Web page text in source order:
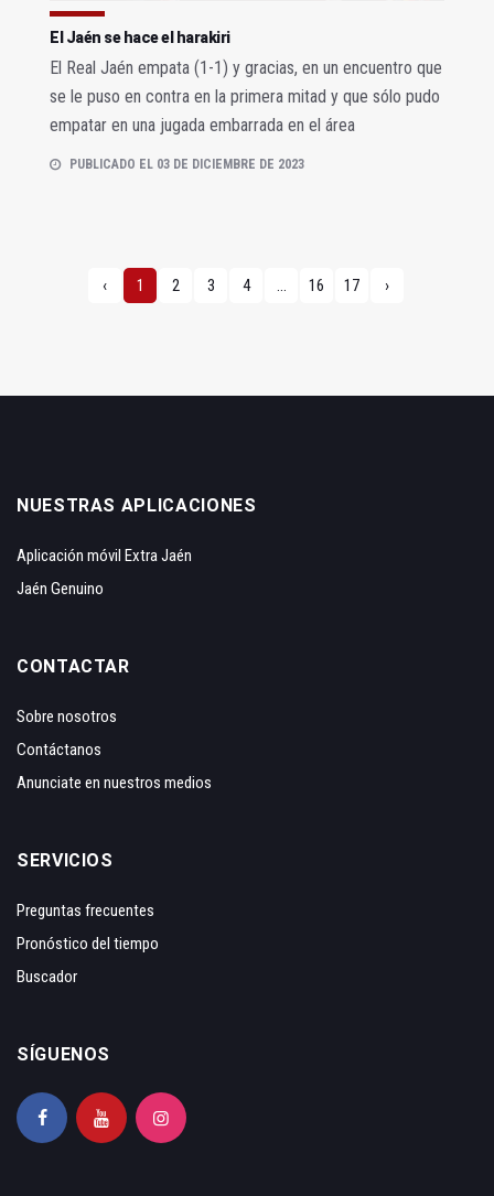
El Jaén se hace el harakiri
El Real Jaén empata (1-1) y gracias, en un encuentro que
se le puso en contra en la primera mitad y que sólo pudo
empatar en una jugada embarrada en el área
PUBLICADO EL 03 DE DICIEMBRE DE 2023
‹ 1 2 3 4 ... 16 17 ›
NUESTRAS APLICACIONES
Aplicación móvil Extra Jaén
Jaén Genuino
CONTACTAR
Sobre nosotros
Contáctanos
Anunciate en nuestros medios
SERVICIOS
Preguntas frecuentes
Pronóstico del tiempo
Buscador
SÍGUENOS